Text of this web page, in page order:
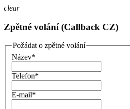
clear
Zpětné volání (Callback CZ)
Požádat o zpětné volání
Název*
Telefon*
E-mail*